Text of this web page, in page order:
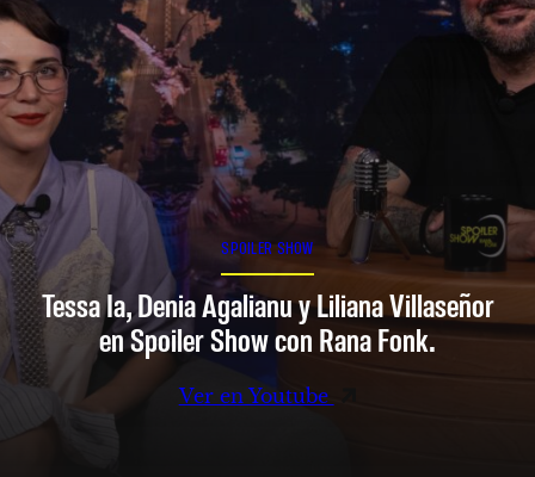
SPOILER SHOW
Tessa Ia, Denia Agalianu y Liliana Villaseñor
en Spoiler Show con Rana Fonk.
Ver en Youtube